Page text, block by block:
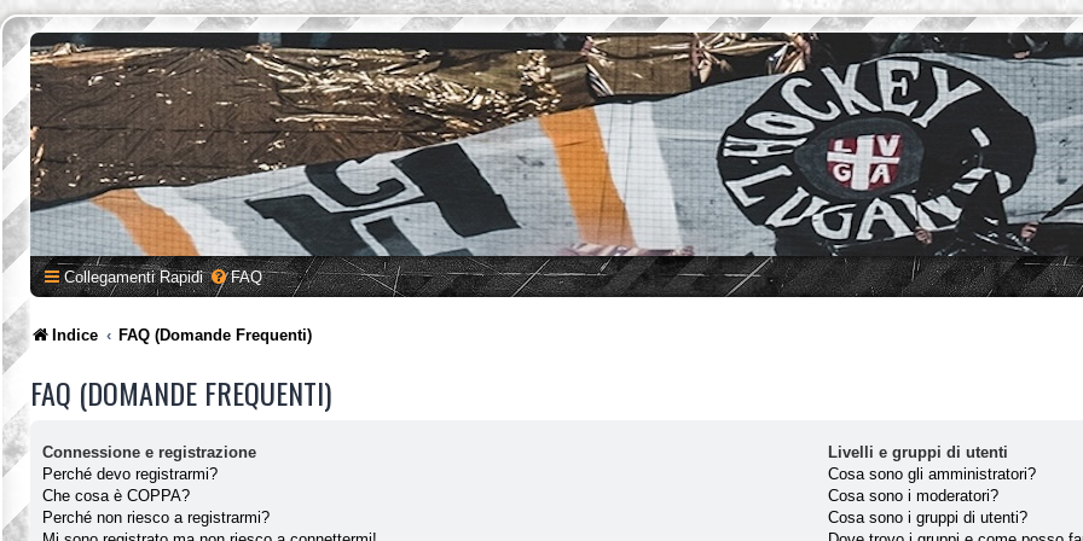
Collegamenti Rapidi FAQ
Indice FAQ (Domande Frequenti)
FAQ (DOMANDE FREQUENTI)
Connessione e registrazione
Perché devo registrarmi?
Che cosa è COPPA?
Perché non riesco a registrarmi?
Livelli e gruppi di utenti
Cosa sono gli amministratori?
Cosa sono i moderatori?
Cosa sono i gruppi di utenti?